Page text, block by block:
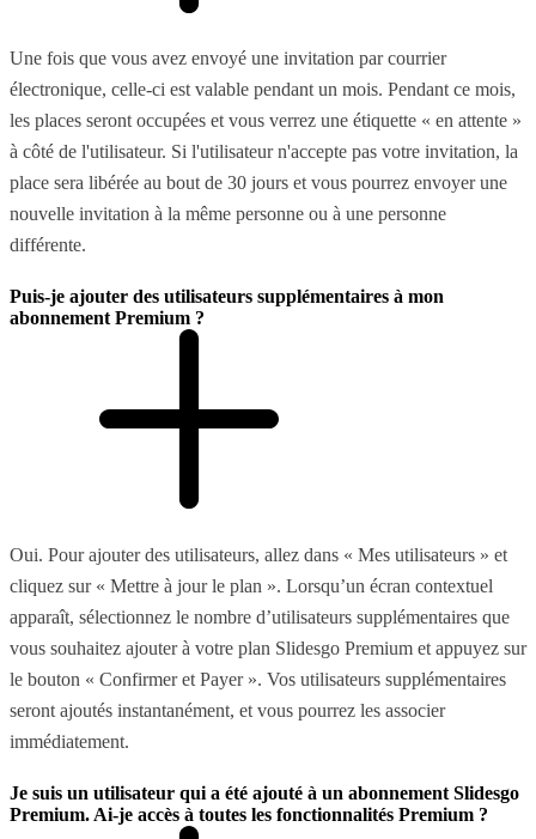
Une fois que vous avez envoyé une invitation par courrier
électronique, celle-ci est valable pendant un mois. Pendant ce mois,
les places seront occupées et vous verrez une étiquette « en attente »
à côté de l'utilisateur. Si l'utilisateur n'accepte pas votre invitation, la
place sera libérée au bout de 30 jours et vous pourrez envoyer une
nouvelle invitation à la même personne ou à une personne
différente.
Puis-je ajouter des utilisateurs supplémentaires à mon
abonnement Premium ?
Oui. Pour ajouter des utilisateurs, allez dans « Mes utilisateurs » et
cliquez sur « Mettre à jour le plan ». Lorsqu’un écran contextuel
apparaît, sélectionnez le nombre d’utilisateurs supplémentaires que
vous souhaitez ajouter à votre plan Slidesgo Premium et appuyez sur
le bouton « Confirmer et Payer ». Vos utilisateurs supplémentaires
seront ajoutés instantanément, et vous pourrez les associer
immédiatement.
Je suis un utilisateur qui a été ajouté à un abonnement Slidesgo
Premium. Ai-je accès à toutes les fonctionnalités Premium ?